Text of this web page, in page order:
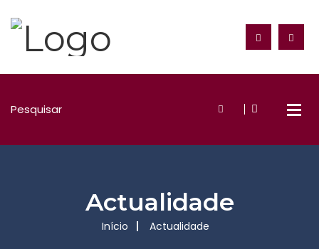
Actualidade
Início Actualidade